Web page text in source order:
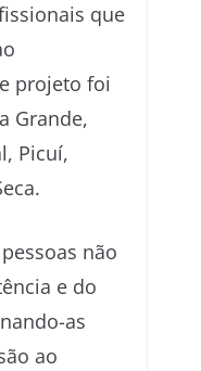
que
projeto foi
Grande,
Picuí,
não
e do
as
ao